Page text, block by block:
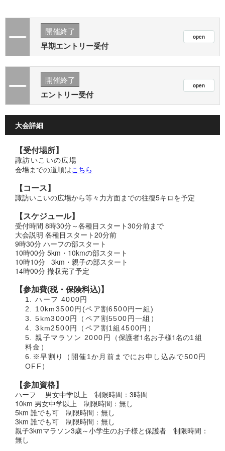
開催終了
早期エントリー受付
開催終了
エントリー受付
大会詳細
【受付場所】
諏訪いこいの広場
会場までの道順はこちら
【コース】
諏訪いこいの広場から等々力方面までの往復5キロを予定
【スケジュール】
受付時間 8時30分～各種目スタート30分前まで
大会説明 各種目スタート20分前
9時30分 ハーフの部スタート
10時00分 5km・10kmの部スタート
10時10分 3km・親子の部スタート
14時00分 撤収完了予定
【参加費(税・保険料込)】
1. ハーフ 4000円
2. 10km3500円(ペア割6500円一組)
3. 5km3000円（ペア割5500円一組）
4. 3km2500円（ペア割1組4500円）
5. 親子マラソン 2000円（保護者1名お子様1名の1組
料金）
6.※早割り（開催1か月前までにお申し込みで500円
OFF）
【参加資格】
ハーフ 男女中学以上 制限時間：3時間
10km 男女中学以上 制限時間：無し
5km 誰でも可 制限時間：無し
3km 誰でも可 制限時間：無し
親子3kmマラソン3歳～小学生のお子様と保護者 制限時間：
無し